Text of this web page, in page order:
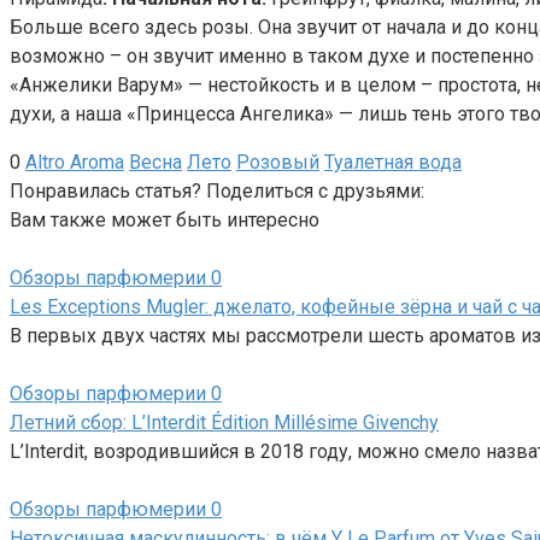
Больше всего здесь розы. Она звучит от начала и до
возможно – он звучит именно в таком духе и
«Анжелики Варум» — нестойкость и в целом – простота,
духи, а наша «Принцесса Ангелика» — лишь тень этого
0 Altro Aroma Весна Лето Розовый Туалетная вода
Понравилась статья? Поделиться с друзьями:
Вам также может быть интересно
Обзоры парфюмерии 0
Les Exceptions Mugler: джелато, кофейные зёрна и чай с
В первых двух частях мы рассмотрели шесть ароматов
Обзоры парфюмерии 0
Летний сбор: L’Interdit Édition Millésime Givenchy
L’Interdit, возродившийся в 2018 году, можно смело
Обзоры парфюмерии 0